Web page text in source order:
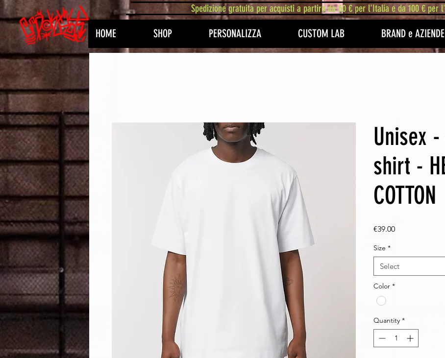
407576113488082
HOME SHOP PERSONALIZZA CUSTOM LAB BRAND e AZIENDE
Spedizione gratuita per acquisti a partire da 60 € per l'Italia e da 100 € per
Unisex -
shirt -
COTTON
€39.00Price
Size *
Select
Color *
Quantity *